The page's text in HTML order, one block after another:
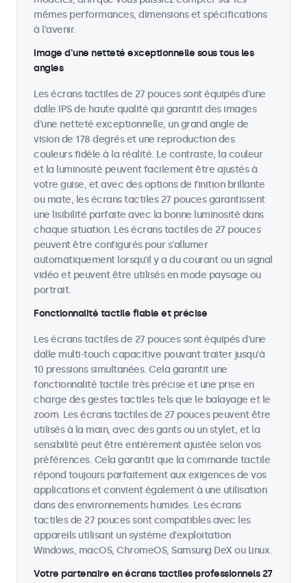
mêmes performances, dimensions et spécifications
à l'avenir.
Image d'une netteté exceptionnelle sous tous les
angles
Les écrans tactiles de 27 pouces sont équipés d'une
dalle IPS de haute qualité qui garantit des images
d'une netteté exceptionnelle, un grand angle de
vision de 178 degrés et une reproduction des
couleurs fidèle à la réalité. Le contraste, la couleur
et la luminosité peuvent facilement être ajustés à
votre guise, et avec des options de finition brillante
ou mate, les écrans tactiles 27 pouces garantissent
une lisibilité parfaite avec la bonne luminosité dans
chaque situation. Les écrans tactiles de 27 pouces
peuvent être configurés pour s'allumer
automatiquement lorsqu'il y a du courant ou un signal
vidéo et peuvent être utilisés en mode paysage ou
portrait.
Fonctionnalité tactile fiable et précise
Les écrans tactiles de 27 pouces sont équipés d'une
dalle multi-touch capacitive pouvant traiter jusqu'à
10 pressions simultanées. Cela garantit une
fonctionnalité tactile très précise et une prise en
charge des gestes tactiles tels que le balayage et le
zoom. Les écrans tactiles de 27 pouces peuvent être
utilisés à la main, avec des gants ou un stylet, et la
sensibilité peut être entièrement ajustée selon vos
préférences. Cela garantit que la commande tactile
répond toujours parfaitement aux exigences de vos
applications et convient également à une utilisation
dans des environnements humides. Les écrans
tactiles de 27 pouces sont compatibles avec les
appareils utilisant un système d'exploitation
Windows, macOS, ChromeOS, Samsung DeX ou Linux.
Votre partenaire en écrans tactiles professionnels 27